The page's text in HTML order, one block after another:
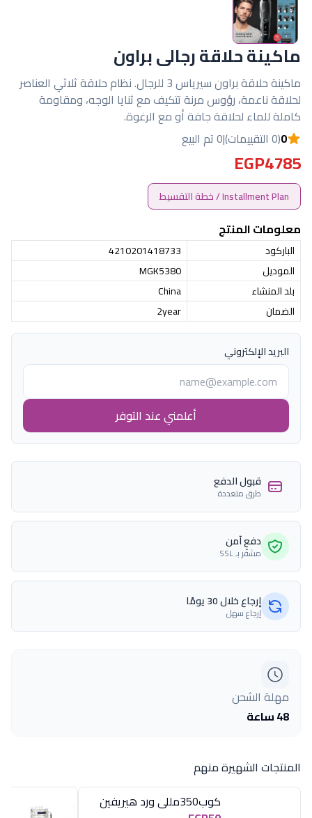
ماكينة حلاقة رجالى براون
ماكينة حلاقة براون سيرياس 3 للرجال. نظام حلاقة ثلاثي العناصر
لحلاقة ناعمة، رؤوس مرنة تتكيف مع ثنايا الوجه، ومقاومة
كاملة للماء لحلاقة جافة أو مع الرغوة.
0(0 التقييمات) |0 تم البيع
EGP4785
Installment Plan / خطة التقسيط
معلومات المنتج
الباركود
4210201418733
الموديل
MGK5380
بلد المنشاء
China
الضمان
2year
البريد الإلكتروني
أعلمني عند التوفر
قبول الدفع
طرق متعددة
دفع آمن
مشفّر بـ SSL
إرجاع خلال 30 يومًا
إرجاع سهل
مهلة الشحن
48 ساعة
المنتجات الشهيرة منهم
كوب350مللى ورد هيريفين